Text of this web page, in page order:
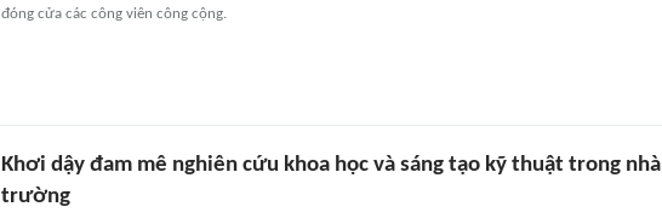
đóng cửa các công viên công cộng.
Khơi dậy đam mê nghiên cứu khoa học và sáng tạo kỹ thuật trong nhà
trường